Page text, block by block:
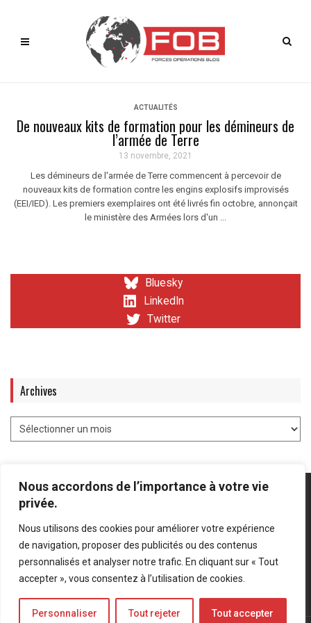
Nous accordons de l’importance à votre vie
privée.
Nous utilisons des cookies pour améliorer votre expérience
de navigation, proposer des publicités ou des contenus
personnalisés et analyser notre trafic. En cliquant sur « Tout
accepter », vous consentez à l’utilisation de cookies.
Personnaliser Tout rejeter Tout accepter
ACTUALITÉS
De nouveaux kits de formation pour les démineurs de
l’armée de Terre
13 novembre, 2021
Les démineurs de l'armée de Terre commencent à percevoir de
nouveaux kits de formation contre les engins explosifs improvisés
(EEI/IED). Les premiers exemplaires ont été livrés fin octobre, annonçait
le ministère des Armées lors d'un ...
Bluesky
LinkedIn
Twitter
Archives
Mentions légales Politique de confidentialité
Bluesky
LinkedIn
Twitter